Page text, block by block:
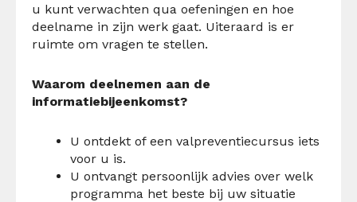
u kunt verwachten qua oefeningen en hoe
deelname in zijn werk gaat. Uiteraard is er
ruimte om vragen te stellen.
Waarom deelnemen aan de
informatiebijeenkomst?
U ontdekt of een valpreventiecursus iets
voor u is.
U ontvangt persoonlijk advies over welk
programma het beste bij uw situatie